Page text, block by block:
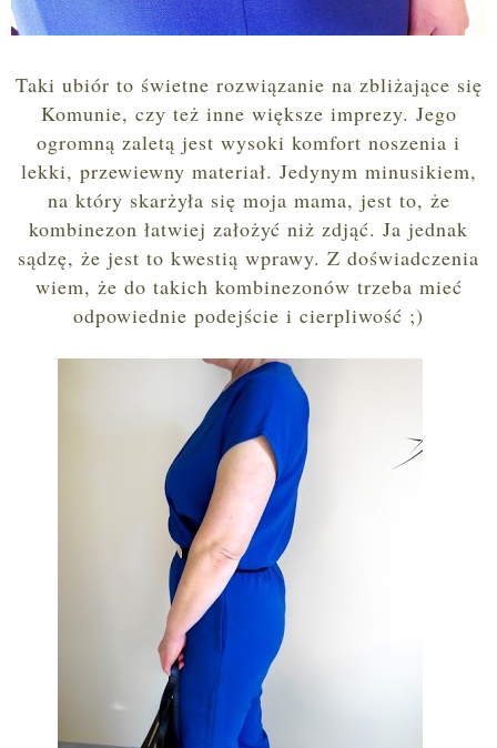
Taki ubiór to świetne rozwiązanie na zbliżające się
Komunie, czy też inne większe imprezy. Jego
ogromną zaletą jest wysoki komfort noszenia i
lekki, przewiewny materiał. Jedynym minusikiem,
na który skarżyła się moja mama, jest to, że
kombinezon łatwiej założyć niż zdjąć. Ja jednak
sądzę, że jest to kwestią wprawy. Z doświadczenia
wiem, że do takich kombinezonów trzeba mieć
odpowiednie podejście i cierpliwość ;)